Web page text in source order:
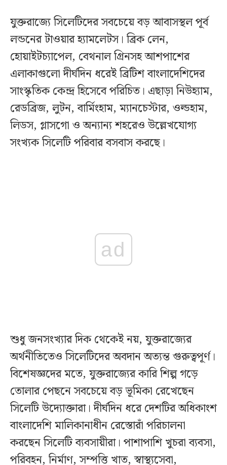
যুক্তরাজ্যে সিলেটিদের সবচেয়ে বড় আবাসস্থল পূর্ব
লন্ডনের টাওয়ার হ্যামলেটস। ব্রিক লেন,
হোয়াইটচ্যাপেল, বেথনাল গ্রিনসহ আশপাশের
এলাকাগুলো দীর্ঘদিন ধরেই ব্রিটিশ বাংলাদেশিদের
সাংস্কৃতিক কেন্দ্র হিসেবে পরিচিত। এছাড়া নিউহ্যাম,
রেডব্রিজ, লুটন, বার্মিংহাম, ম্যানচেস্টার, ওল্ডহাম,
লিডস, গ্লাসগো ও অন্যান্য শহরেও উল্লেখযোগ্য
সংখ্যক সিলেটি পরিবার বসবাস করছে।
ad
শুধু জনসংখ্যার দিক থেকেই নয়, যুক্তরাজ্যের
অর্থনীতিতেও সিলেটিদের অবদান অত্যন্ত গুরুত্বপূর্ণ।
বিশেষজ্ঞদের মতে, যুক্তরাজ্যের কারি শিল্প গড়ে
তোলার পেছনে সবচেয়ে বড় ভূমিকা রেখেছেন
সিলেটি উদ্যোক্তারা। দীর্ঘদিন ধরে দেশটির অধিকাংশ
বাংলাদেশি মালিকানাধীন রেস্তোরাঁ পরিচালনা
করছেন সিলেটি ব্যবসায়ীরা। পাশাপাশি খুচরা ব্যবসা,
পরিবহন, নির্মাণ, সম্পত্তি খাত, স্বাস্থ্যসেবা,